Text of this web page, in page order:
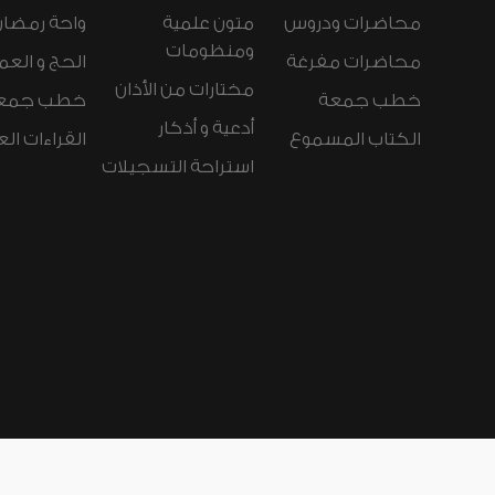
محاضرات ودروس
محاضرات مفرغة
خطب جمعة
الكتاب المسموع
متون علمية
ومنظومات
مختارات من الأذان
أدعية و أذكار
استراحة التسجيلات
واحة
الحج و
خطب
القراءات